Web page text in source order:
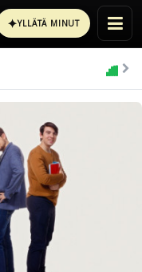
✦YLLÄTÄ MINUT